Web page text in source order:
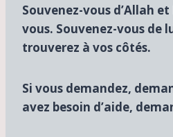
Souvenez-vous d’Allah
vous. Souvenez-vous de
trouverez à vos côtés.
Si vous demandez,
avez besoin d’aide,